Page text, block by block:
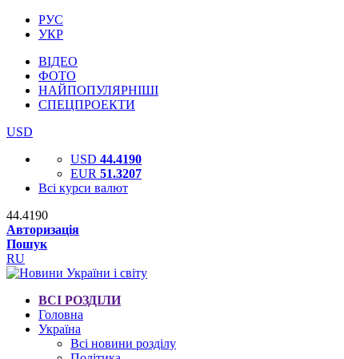
РУС
УКР
ВІДЕО
ФОТО
НАЙПОПУЛЯРНІШІ
СПЕЦПРОЕКТИ
USD
USD 44.4190
EUR 51.3207
Всі курси валют
44.4190
Авторизація
Пошук
RU
ВСІ РОЗДІЛИ
Головна
Україна
Всі новини розділу